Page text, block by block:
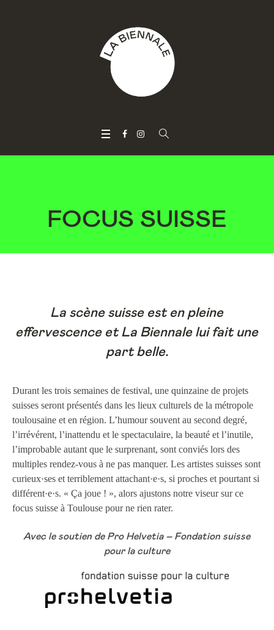
FOCUS SUISSE
La scène suisse est en pleine
effervescence et La Biennale lui fait une
part belle.
Durant les trois semaines de festival, une quinzaine de projets
suisses seront présentés dans les lieux culturels de la métropole
toulousaine et en région. L’humour souvent au second degré,
l’irrévérent, l’inattendu et le spectaculaire, la beauté et l’inutile,
l’improbable autant que le surprenant, sont conviés lors des
multiples rendez-vous à ne pas manquer. Les artistes suisses sont
curieux·ses et terriblement attachant·e·s, si proches et pourtant si
différent·e·s. « Ça joue ! », alors ajustons notre viseur sur ce
focus suisse à Toulouse pour ne rien rater.
Avec le soutien de Pro Helvetia – Fondation suisse
pour la culture